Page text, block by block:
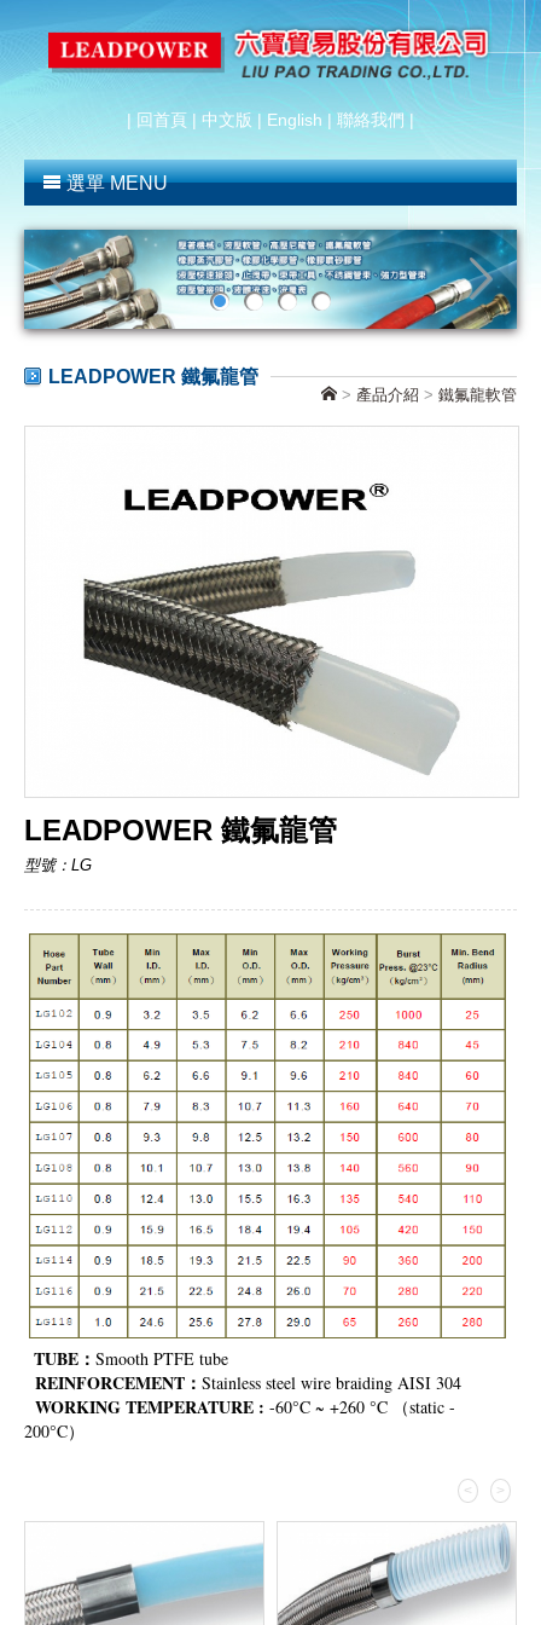
| 回首頁 | 中文版 | English | 聯絡我們 |
選單 MENU
LEADPOWER 鐵氟龍管
> 產品介紹 > 鐵氟龍軟管
LEADPOWER 鐵氟龍管
型號：LG
TUBE： Smooth PTFE tube
REINFORCEMENT： Stainless steel wire braiding AISI 304
WORKING TEMPERATURE : -60°C ~ +260 °C （static -
200°C）
< >